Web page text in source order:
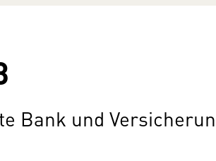
Bank und